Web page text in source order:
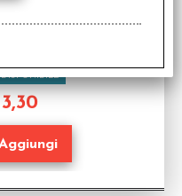
DISPONIBILE
3,30